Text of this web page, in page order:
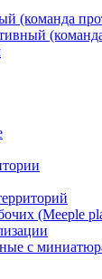
(команда
(Meeple
с